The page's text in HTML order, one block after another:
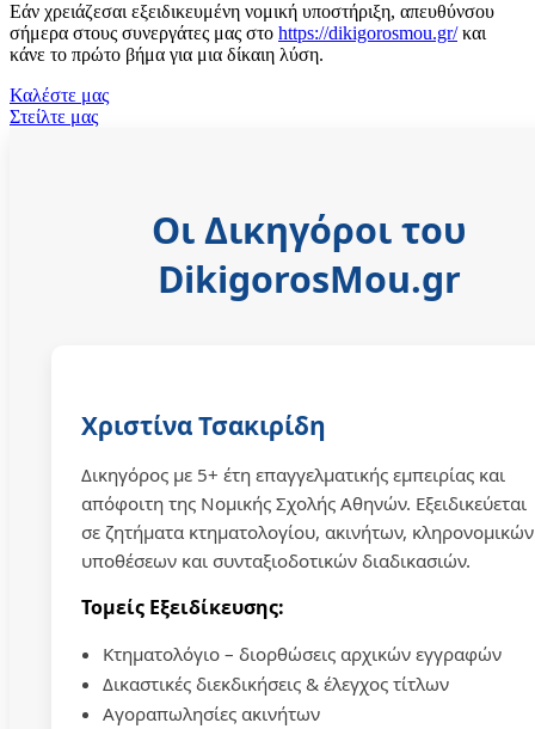
Εάν χρειάζεσαι εξειδικευμένη νομική υποστήριξη, απευθύνσου
σήμερα στους συνεργάτες μας στο https://dikigorosmou.gr/και
κάνε το πρώτο βήμα για μια δίκαιη λύση.
Καλέστε μας
Στείλτε μας
Οι Δικηγόροι του
DikigorosMou.gr
Χριστίνα Τσακιρίδη
Δικηγόρος με 5+ έτη επαγγελματικής εμπειρίας και
απόφοιτη της Νομικής Σχολής Αθηνών. Εξειδικεύεται
σε ζητήματα κτηματολογίου, ακινήτων, κληρονομικών
υποθέσεων και συνταξιοδοτικών διαδικασιών.
Τομείς Εξειδίκευσης:
Κτηματολόγιο – διορθώσεις αρχικών εγγραφών
Δικαστικές διεκδικήσεις & έλεγχος τίτλων
Αγοραπωλησίες ακινήτων